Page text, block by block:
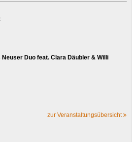
Duo feat. Clara Däubler & Willi
zur Veranstaltungsübersicht